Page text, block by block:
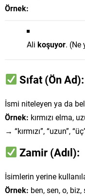
Örnek:
Ali koşuyor. (Ne
Sıfat (Ön Ad):
İsmi niteleyen ya da
Örnek: kırmızı elma,
→ “kırmızı”, “uzun”,
Zamir (Adıl):
İsimlerin yerine
Örnek: ben, sen, o,